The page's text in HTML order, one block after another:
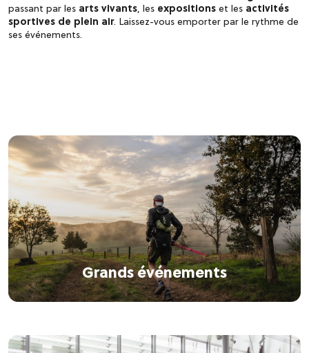
passant par les arts vivants, les expositions et les activités
sportives de plein air. Laissez-vous emporter par le rythme de
ses événements.
Grands événements